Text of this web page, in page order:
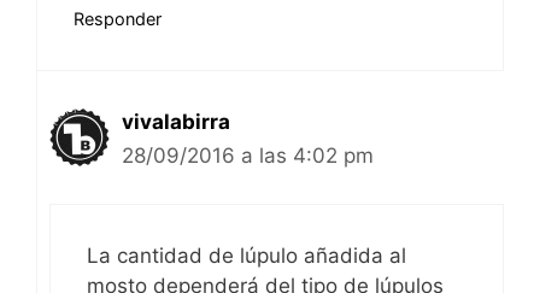
Responder
vivalabirra
28/09/2016 a las 4:02 pm
La cantidad de lúpulo añadida al
mosto dependerá del tipo de lúpulos